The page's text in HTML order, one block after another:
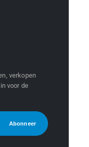
verkopen
voor de